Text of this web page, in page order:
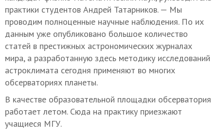
практики студентов Андрей Татарников. — Мы
проводим полноценные научные наблюдения. По их
данным уже опубликовано большое количество
статей в престижных астрономических журналах
мира, а разработанную здесь методику исследований
астроклимата сегодня применяют во многих
обсерваториях планеты.
В качестве образовательной площадки обсерватория
работает летом. Сюда на практику приезжают
учащиеся МГУ.